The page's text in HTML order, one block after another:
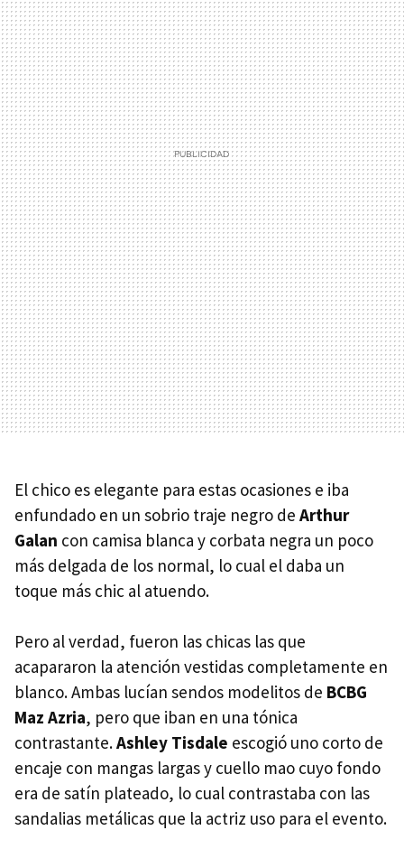
El chico es elegante para estas ocasiones e iba
enfundado en un sobrio traje negro de Arthur
Galan con camisa blanca y corbata negra un poco
más delgada de los normal, lo cual el daba un
toque más chic al atuendo.
Pero al verdad, fueron las chicas las que
acapararon la atención vestidas completamente en
blanco. Ambas lucían sendos modelitos de BCBG
Maz Azria, pero que iban en una tónica
contrastante.Ashley Tisdale escogió uno corto de
encaje con mangas largas y cuello mao cuyo fondo
era de satín plateado, lo cual contrastaba con las
sandalias metálicas que la actriz uso para el evento.